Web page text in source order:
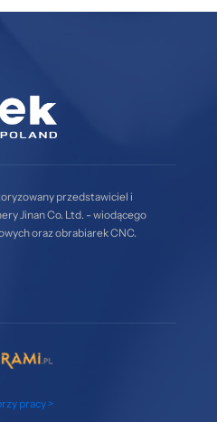
przedstawiciel i
Jinan Co. Ltd. - wiodącego
oraz obrabiarek CNC.
pracy >